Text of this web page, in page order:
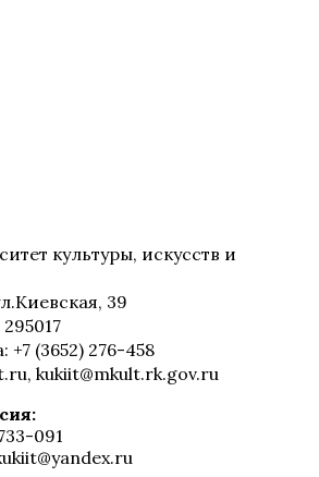
культуры, искусств и
39
(3652) 276-458
kukiit@mkult.rk.gov.ru
091